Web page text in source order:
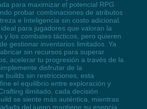
para maximizar el potencial RPG
probar combinaciones de atributos
e Inteligencia sin costo adicional.
para jugadores que valoran la
y los combates tácticos, pero quieren
gestionar inventarios limitados. Ya
sin recursos para superar
acelerar tu progresión a través de la
disfrutar de la
builds sin restricciones, esta
el equilibrio entre exploración y
ilimitado, cada decisión
se siente más auténtica, mientras
del juego mantiene su esencia